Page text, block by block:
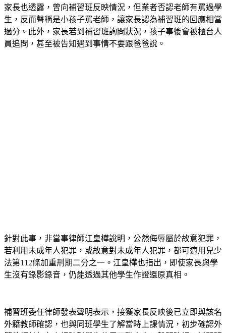
家長也透露，曾向補習班反映情況，但業者否認老師有罵過學
生，反而聲稱是小孩子罵老師，讓家長認為補習班的回應相當
過分。此外，家長若到補習班詢問狀況，孩子事後會被櫃台人
員追問，甚至被告知遇到事情不要跟爸爸說。
針對此事，非當事律師江皇樺說明，公然侮辱屬於故意犯罪，
若利用未成年人犯罪，或故意對未成年人犯罪，都可適用兒少
法第112條加重刑期二分之一。江皇樺也指出，即使家長與學
生沒有錄影錄音，仍能透過其他學生作證還原真相。
補習班委任律師發表聲明表示，接獲家長反映後已立即與該名
外籍教師確認，也與同班學生了解當時上課情況，初步確認外